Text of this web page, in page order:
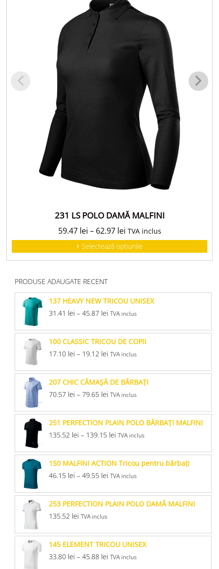
231 LS POLO DAMĂ MALFINI
59.47 lei – 62.97 lei TVA inclus
Selectează opțiunile
PRODUSE ADAUGATE RECENT
137 HEAVY NEW TRICOU UNISEX
31.41 lei – 45.87 lei TVA inclus
100 CLASSIC TRICOU DE COPII
17.10 lei – 19.12 lei TVA inclus
207 CHIC CĂMAŞĂ DE BĂRBAŢI
70.57 lei – 79.65 lei TVA inclus
251 PERFECTION PLAIN POLO BĂRBAŢI MALFINI
135.52 lei – 139.15 lei TVA inclus
150 MALFINI ACTION Tricou pentru bărbaţi
46.15 lei – 49.55 lei TVA inclus
253 PERFECTION PLAIN POLO DAMĂ MALFINI
135.52 lei TVA inclus
145 ELEMENT TRICOU UNISEX
33.80 lei – 45.88 lei TVA inclus